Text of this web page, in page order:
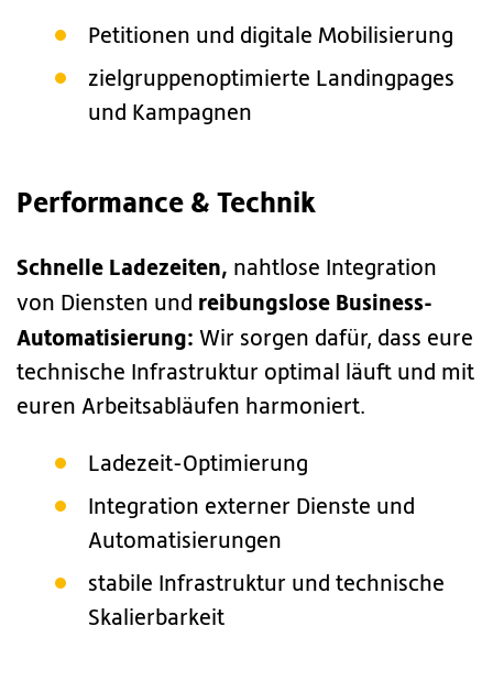
Petitionen und digitale Mobilisierung
zielgruppenoptimierte Landingpages
und Kampagnen
Performance & Technik
Schnelle Ladezeiten, nahtlose Integration
von Diensten und reibungslose Business-
Automatisierung: Wir sorgen dafür, dass eure
technische Infrastruktur optimal läuft und mit
euren Arbeitsabläufen harmoniert.
Ladezeit-Optimierung
Integration externer Dienste und
Automatisierungen
stabile Infrastruktur und technische
Skalierbarkeit